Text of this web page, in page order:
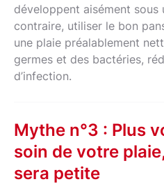
développent aisément sous
contraire, utiliser le bon
une plaie préalablement
germes et des bactéries,
d’infection.
Mythe n°3 : Plus
soin de votre
sera petite